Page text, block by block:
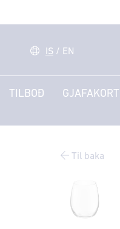
IS / EN
TILBOÐ GJAFAKORT
Til baka